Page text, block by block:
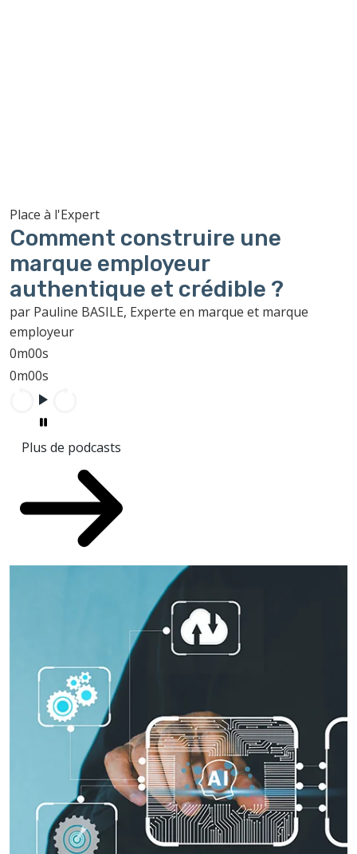
Place à l'Expert
Comment construire une
marque employeur
authentique et crédible ?
par Pauline BASILE, Experte en marque et marque
employeur
0m00s
0m00s
Plus de podcasts